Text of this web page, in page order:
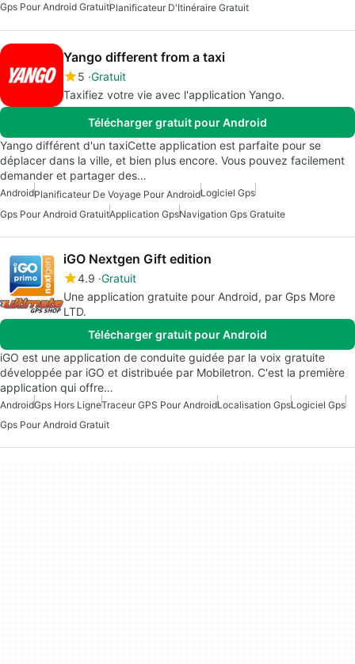
Gps Pour Android GratuitPlanificateur D'Itinéraire Gratuit
Yango different from a taxi
5 Gratuit
Taxifiez votre vie avec l'application Yango.
Télécharger gratuit pour Android
Yango différent d'un taxiCette application est parfaite pour se
déplacer dans la ville, et bien plus encore. Vous pouvez facilement
demander et partager des…
AndroidPlanificateur De Voyage Pour AndroidLogiciel Gps
Gps Pour Android GratuitApplication GpsNavigation Gps Gratuite
iGO Nextgen Gift edition
4.9 Gratuit
Une application gratuite pour Android, par Gps More
LTD.
Télécharger gratuit pour Android
iGO est une application de conduite guidée par la voix gratuite
développée par iGO et distribuée par Mobiletron. C'est la première
application qui offre…
AndroidGps Hors LigneTraceur GPS Pour AndroidLocalisation GpsLogiciel Gps
Gps Pour Android Gratuit